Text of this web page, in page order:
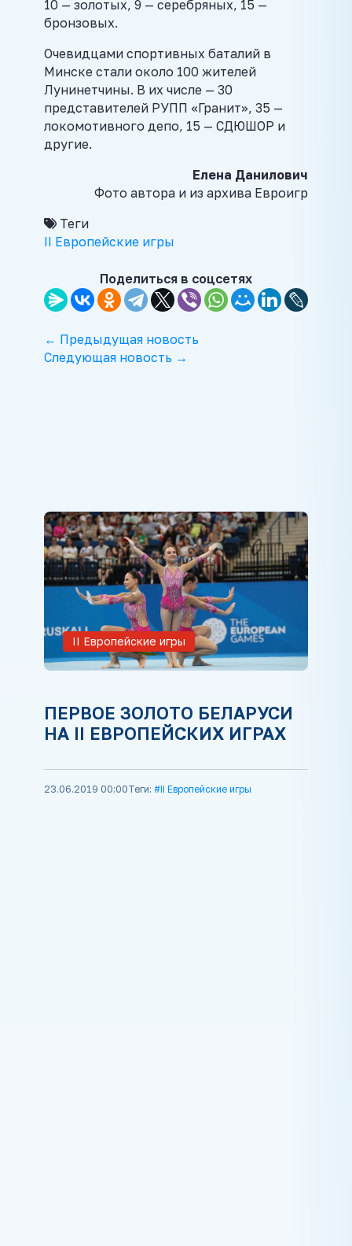
10 — золотых, 9 — серебряных, 15 —
бронзовых.
Очевидцами спортивных баталий в
Минске стали около 100 жителей
Лунинетчины. В их числе — 30
представителей РУПП «Гранит», 35 —
локомотивного депо, 15 — СДЮШОР и
другие.
Елена Данилович
Фото автора и из архива Евроигр
Теги
II Европейские игры
Поделиться в соцсетях
← Предыдущая новость
Следующая новость →
ІІ Европейские игры
ПЕРВОЕ ЗОЛОТО БЕЛАРУСИ
НА II ЕВРОПЕЙСКИХ ИГРАХ
23.06.2019 00:00Теги: #II Европейские игры